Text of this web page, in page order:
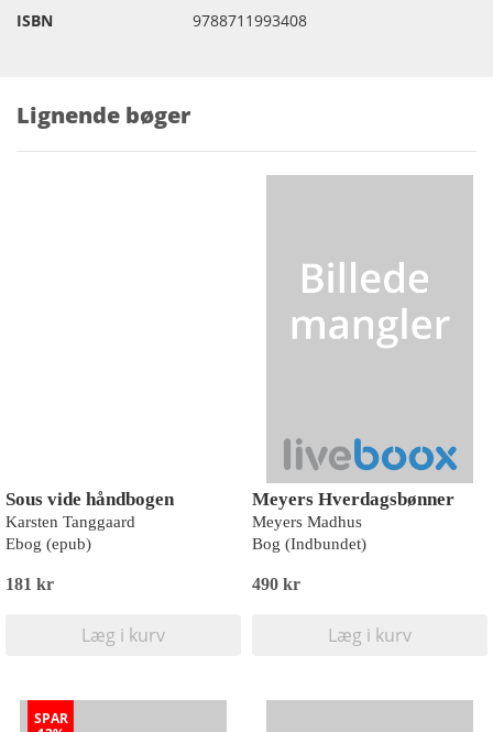
ISBN
9788711993408
Lignende bøger
Sous vide håndbogen
Karsten Tanggaard
Ebog (epub)
181 kr
Læg i kurv
Meyers Hverdagsbønner
Meyers Madhus
Bog (Indbundet)
490 kr
Læg i kurv
SPAR